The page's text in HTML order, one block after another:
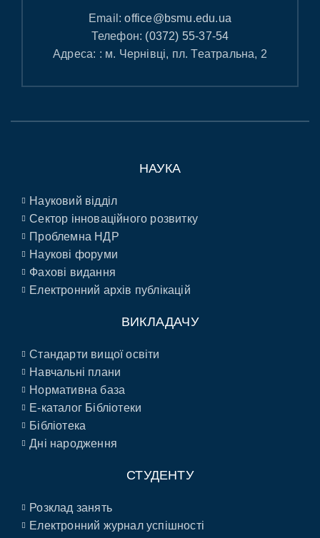
Email:office@bsmu.edu.ua
Телефон: (0372) 55-37-54
Адреса: : м. Чернівці, пл. Театральна, 2
НАУКА
Науковий відділ
Сектор інноваційного розвитку
Проблемна НДР
Наукові форуми
Фахові видання
Електронний архів публікацій
ВИКЛАДАЧУ
Стандарти вищої освіти
Навчальні плани
Нормативна база
E-каталог Бібліотеки
Бібліотека
Дні народження
СТУДЕНТУ
Розклад занять
Електронний журнал успішності